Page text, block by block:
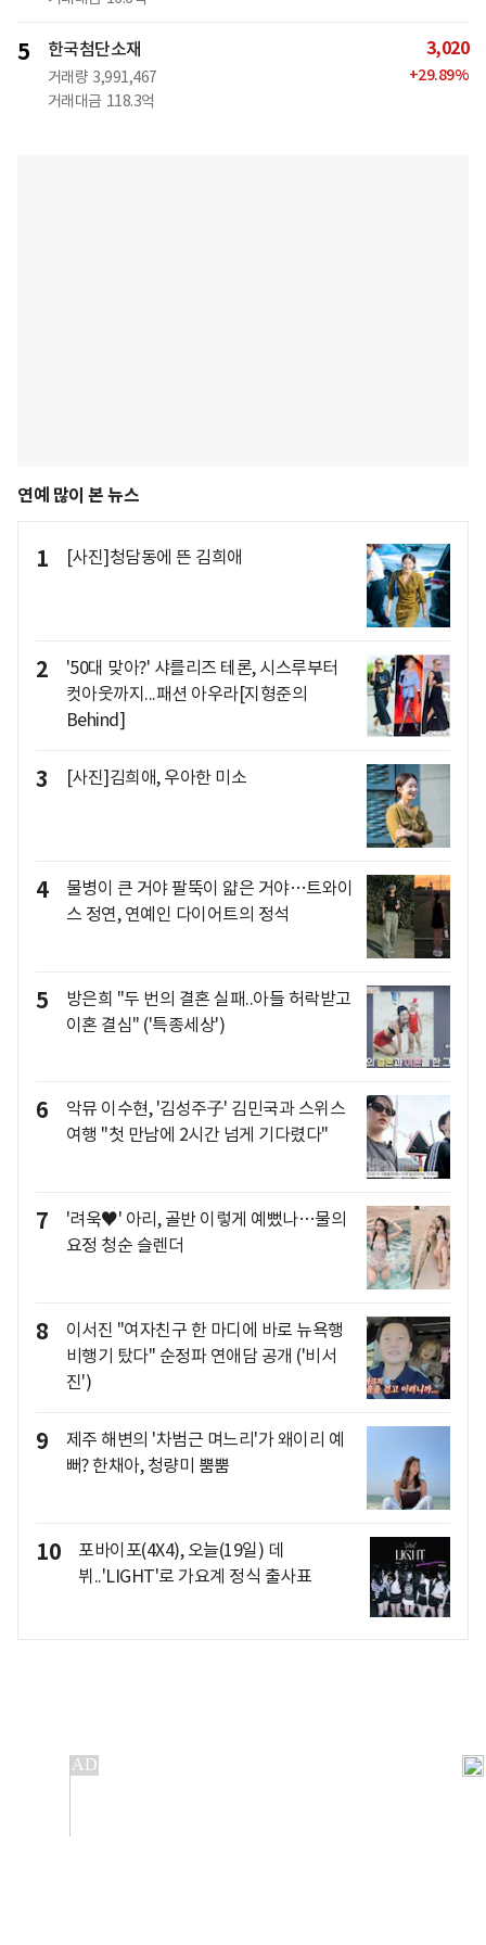
5 한국첨단소재
거래량 3,991,467
거래대금 118.3억
3,020
+29.89%
연예 많이 본 뉴스
1 [사진]청담동에 뜬 김희애
2
'50대 맞아?' 샤를리즈 테론, 시스루부터
컷아웃까지...패션 아우라[지형준의
Behind]
3 [사진]김희애, 우아한 미소
4
물병이 큰 거야 팔뚝이 얇은 거야…트와이
스 정연, 연예인 다이어트의 정석
5
방은희 "두 번의 결혼 실패..아들 허락받고
이혼 결심" ('특종세상')
6
악뮤 이수현, '김성주子' 김민국과 스위스
여행 "첫 만남에 2시간 넘게 기다렸다"
7
'려욱♥' 아리, 골반 이렇게 예뻤나…물의
요정 청순 슬렌더
8
이서진 "여자친구 한 마디에 바로 뉴욕행
비행기 탔다" 순정파 연애담 공개 ('비서
진')
9
제주 해변의 '차범근 며느리'가 왜이리 예
뻐? 한채아, 청량미 뿜뿜
10
포바이포(4X4), 오늘(19일) 데
뷔..'LIGHT'로 가요계 정식 출사표